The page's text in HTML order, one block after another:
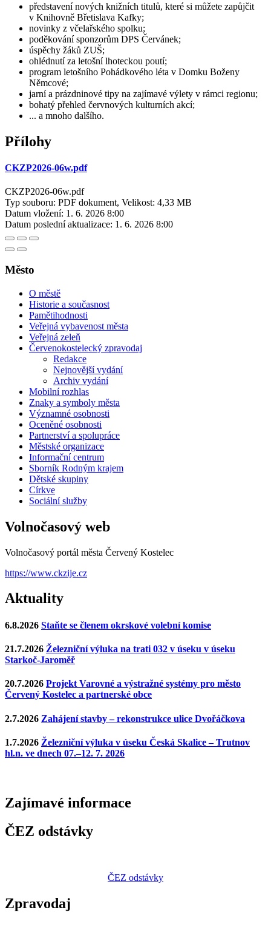
představení nových knižních titulů, které si můžete zapůjčit
v Knihovně Břetislava Kafky;
novinky z včelařského spolku;
poděkování sponzorům DPS Červánek;
úspěchy žáků ZUŠ;
ohlédnutí za letošní lhoteckou poutí;
program letošního Pohádkového léta v Domku Boženy
Němcové;
jarní a prázdninové tipy na zajímavé výlety v rámci regionu;
bohatý přehled červnových kulturních akcí;
... a mnoho dalšího.
Přílohy
CKZP2026-06w.pdf
CKZP2026-06w.pdf
Typ souboru: PDF dokument, Velikost: 4,33 MB
Datum vložení: 1. 6. 2026 8:00
Datum poslední aktualizace: 1. 6. 2026 8:00
Město
O městě
Historie a současnost
Pamětihodnosti
Veřejná vybavenost města
Veřejná zeleň
Červenokostelecký zpravodaj
Redakce
Nejnovější vydání
Archiv vydání
Mobilní rozhlas
Znaky a symboly města
Významné osobnosti
Oceněné osobnosti
Partnerství a spolupráce
Městské organizace
Informační centrum
Sborník Rodným krajem
Dětské skupiny
Církve
Sociální služby
Volnočasový web
Volnočasový portál města Červený Kostelec
https://www.ckzije.cz
Aktuality
6.8.2026 Staňte se členem okrskové volební komise
21.7.2026 Železniční výluka na trati 032 v úseku v úseku
Starkoč-Jaroměř
20.7.2026 Projekt Varovné a výstražné systémy pro město
Červený Kostelec a partnerské obce
2.7.2026 Zahájení stavby – rekonstrukce ulice Dvořáčkova
1.7.2026 Železniční výluka v úseku Česká Skalice – Trutnov
hl.n. ve dnech 07.–12. 7. 2026
Zajímavé informace
ČEZ odstávky
ČEZ odstávky
Zpravodaj